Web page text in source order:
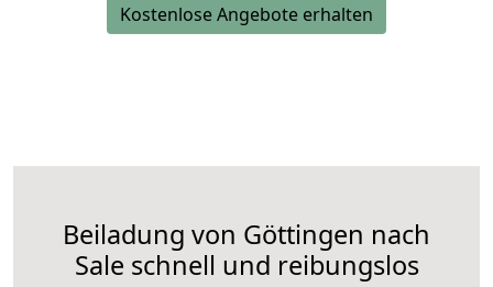
Kostenlose Angebote erhalten
Beiladung von Göttingen nach
Sale schnell und reibungslos